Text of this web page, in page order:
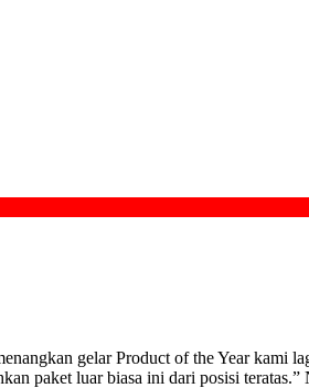
gelar Product of the Year kami
paket luar biasa ini dari posisi